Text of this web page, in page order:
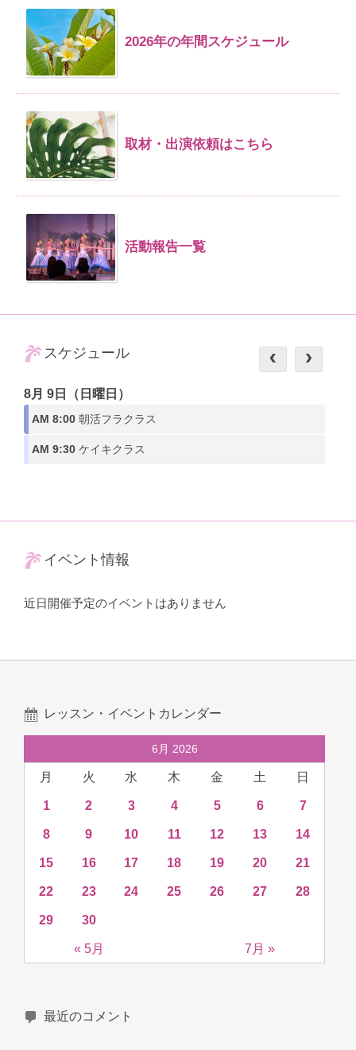
2026年の年間スケジュール
取材・出演依頼はこちら
活動報告一覧
スケジュール
8月 9日（日曜日）
AM 8:00 朝活フラクラス
AM 9:30 ケイキクラス
イベント情報
近日開催予定のイベントはありません
レッスン・イベントカレンダー
6月 2026
月 火 水 木 金 土 日
« 5月 7月 »
1 2 3 4 5 6 7
8 9 10 11 12 13 14
15 16 17 18 19 20 21
22 23 24 25 26 27 28
29 30
最近のコメント